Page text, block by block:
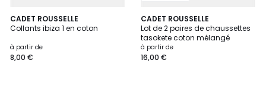
CADET ROUSSELLE
Collants ibiza 1 en coton
à partir de
8,00 €
CADET ROUSSELLE
Lot de 2 paires de chaussettes
tasokete coton mélangé
à partir de
16,00 €